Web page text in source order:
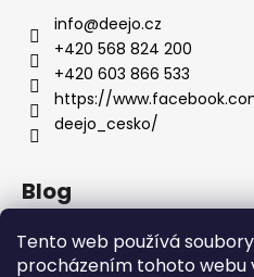
Tento web používá
procházením tohoto webu
info@deejo.cz
+420 568 824 200
+420 603 866 533
https://
deejo_cesko/
Blog
Anatomie nožů Deejo
Dárky pro ženy